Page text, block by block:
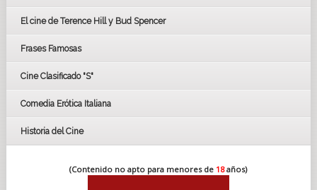
BAFTA
El cine de Terence Hill y Bud Spencer
Frases Famosas
Cine Clasificado "S"
Comedia Erótica Italiana
Historia del Cine
(Contenido no apto para menores de 18años)